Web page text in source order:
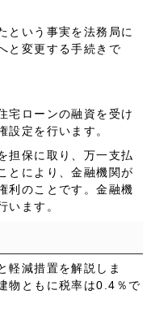
という事実を法務局に
と変更する手続きで
宅ローンの融資を受け
設定を行います。
担保に取り、万一支払
とにより、金融機関が
利のことです。金融機
います。
軽減措置を解説しま
物ともに税率は0.4％ で